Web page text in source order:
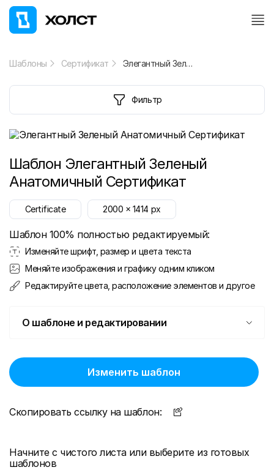
Шаблоны Сертификат Элегантный Зеленый Анатомичный Сертификат
Фильтр
Шаблон Элегантный Зеленый
Анатомичный Сертификат
Certificate 2000 x 1414 px
Шаблон 100% полностью редактируемый:
Изменяйте шрифт, размер и цвета текста
Меняйте изображения и графику одним кликом
Редактируйте цвета, расположение элементов и другое
О шаблоне и редактировании
Изменить шаблон
Скопировать ссылку на шаблон:
Начните с чистого листа или выберите из готовых
шаблонов